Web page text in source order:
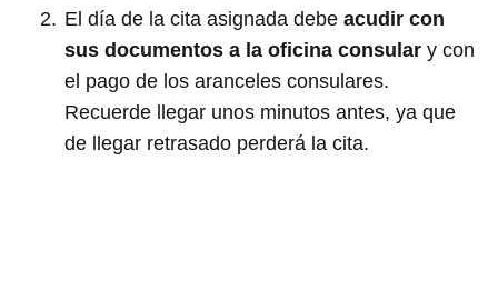
El día de la cita asignada debe acudir con
sus documentos a la oficina consular y con
el pago de los aranceles consulares.
Recuerde llegar unos minutos antes, ya que
de llegar retrasado perderá la cita.